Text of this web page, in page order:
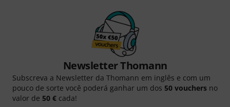
Newsletter Thomann
Subscreva a Newsletter da Thomann em inglês e com um
pouco de sorte você poderá ganhar um dos 50 vouchers no
valor de 50 € cada!